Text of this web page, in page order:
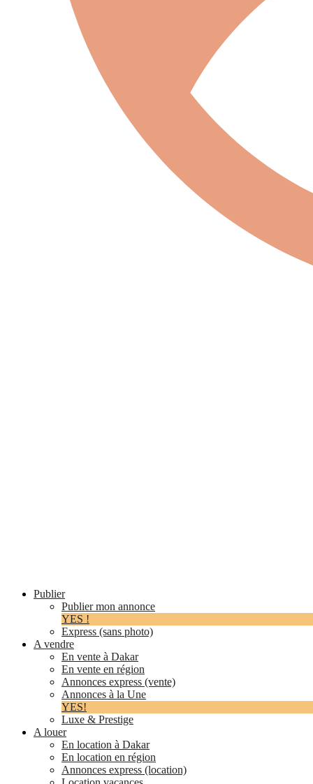
Publier
Publier mon annonce
YES !
Express (sans photo)
A vendre
En vente à Dakar
En vente en région
Annonces express (vente)
Annonces à la Une
YES!
Luxe & Prestige
A louer
En location à Dakar
En location en région
Annonces express (location)